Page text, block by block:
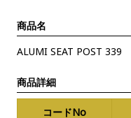
商品名
ALUMI SEAT POST 339
商品詳細
コードNo